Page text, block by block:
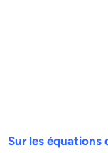
Sur les équations